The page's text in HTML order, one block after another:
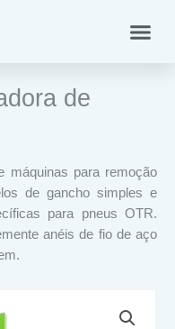
de
máquinas para remoção
de gancho simples e
para pneus OTR.
anéis de fio de aço